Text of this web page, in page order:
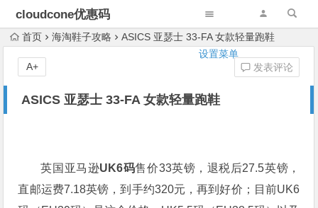
cloudcone优惠码
设置菜单
首页 海淘鞋子攻略 ASICS 亚瑟士 33-FA 女款轻量跑鞋
ASICS 亚瑟士 33-FA 女款轻量跑鞋
发表评论
A+
英国亚马逊UK6码售价33英镑，退税后27.5英镑，
直邮运费7.18英镑，到手约320元，再到好价；目前UK6